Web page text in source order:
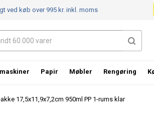
17,5x11,9x7,2cm 950ml PP 1-rums klar
ved køb over 995 kr.inkl. moms
Papir Møbler Rengøring